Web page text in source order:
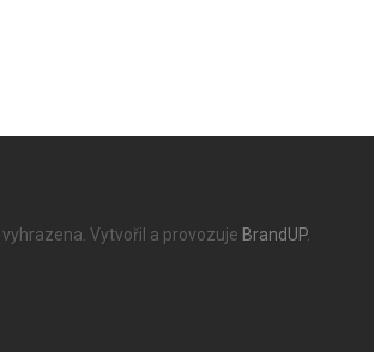
Vytvořil a provozuje BrandUP.